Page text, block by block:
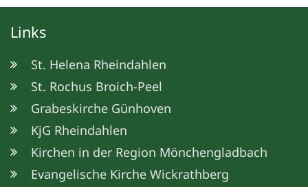
Links
St. Helena Rheindahlen
St. Rochus Broich-Peel
Grabeskirche Günhoven
KjG Rheindahlen
Kirchen in der Region Mönchengladbach
Evangelische Kirche Wickrathberg